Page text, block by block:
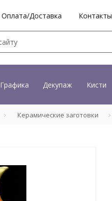
Оплата/Доставка Контакты
Графика Декупаж Кисти
Керамические заготовки